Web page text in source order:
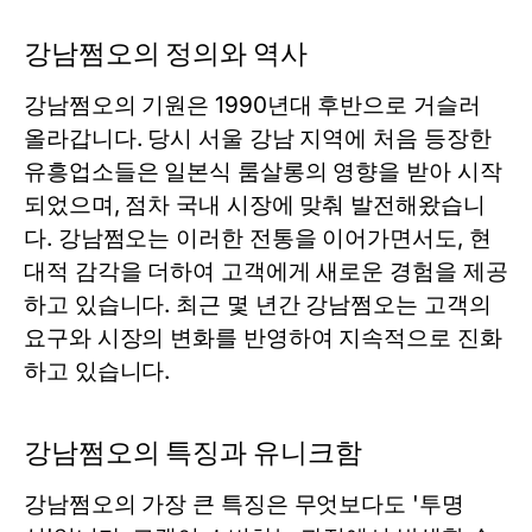
강남쩜오의 정의와 역사
강남쩜오의 기원은 1990년대 후반으로 거슬러
올라갑니다. 당시 서울 강남 지역에 처음 등장한
유흥업소들은 일본식 룸살롱의 영향을 받아 시작
되었으며, 점차 국내 시장에 맞춰 발전해왔습니
다. 강남쩜오는 이러한 전통을 이어가면서도, 현
대적 감각을 더하여 고객에게 새로운 경험을 제공
하고 있습니다. 최근 몇 년간 강남쩜오는 고객의
요구와 시장의 변화를 반영하여 지속적으로 진화
하고 있습니다.
강남쩜오의 특징과 유니크함
강남쩜오의 가장 큰 특징은 무엇보다도 '투명